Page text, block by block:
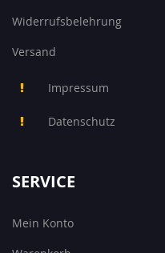
Widerrufsbelehrung
Versand
Impressum
Datenschutz
SERVICE
Mein Konto